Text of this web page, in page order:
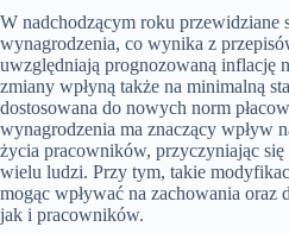
W nadchodzącym roku
wynagrodzenia, co wynika z
uwzględniają prognozowaną inflację
zmiany wpłyną także na minimalną
dostosowana do nowych norm
wynagrodzenia ma znaczący wpływ
życia pracowników, przyczyniając
wielu ludzi. Przy tym, takie
mogąc wpływać na zachowania oraz
jak i pracowników.